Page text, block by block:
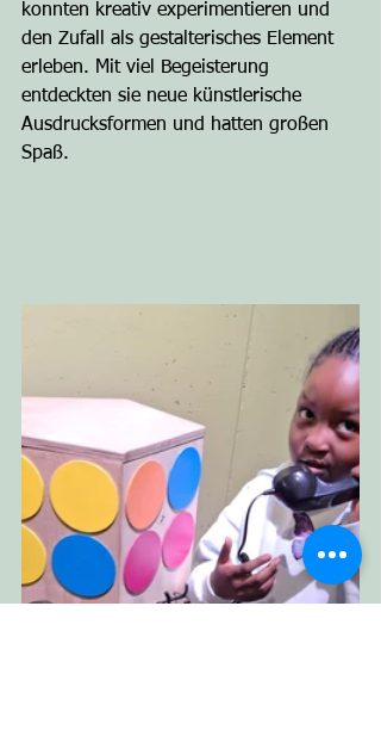
konnten kreativ experimentieren und
den Zufall als gestalterisches Element
erleben. Mit viel Begeisterung
entdeckten sie neue künstlerische
Ausdrucksformen und hatten großen
Spaß.